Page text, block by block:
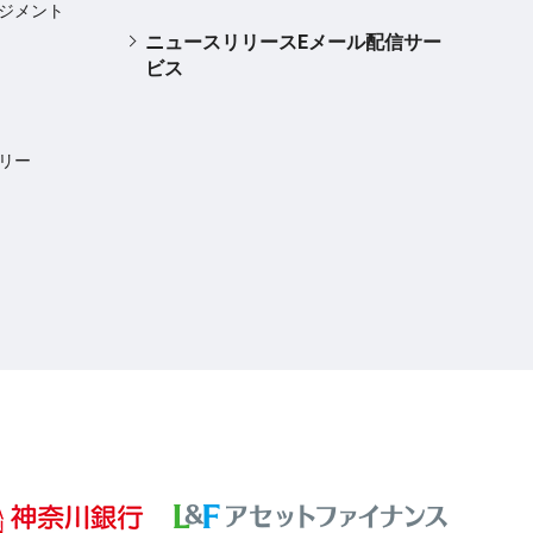
メント
ー
ニュースリリースEメール配信サー
ビス